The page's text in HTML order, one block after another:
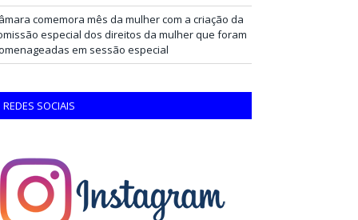
comemora mês da mulher com a criação da
especial dos direitos da mulher que foram
em sessão especial
REDES SOCIAIS